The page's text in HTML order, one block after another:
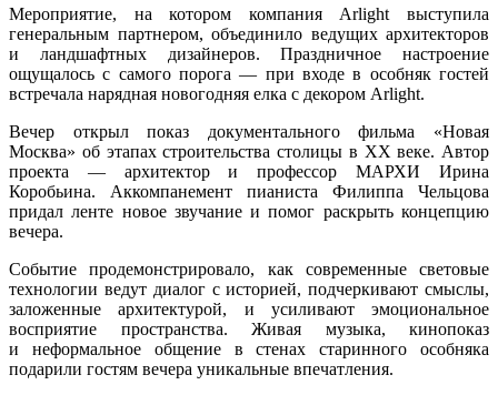
Мероприятие, на котором компания Arlight выступила
генеральным партнером, объединило ведущих архитекторов
и ландшафтных дизайнеров. Праздничное настроение
ощущалось с самого порога — при входе в особняк гостей
встречала нарядная новогодняя елка с декором Arlight.
Вечер открыл показ документального фильма «Новая
Москва» об этапах строительства столицы в XX веке. Автор
проекта — архитектор и профессор МАРХИ Ирина
Коробьина. Аккомпанемент пианиста Филиппа Чельцова
придал ленте новое звучание и помог раскрыть концепцию
вечера.
Событие продемонстрировало, как современные световые
технологии ведут диалог с историей, подчеркивают смыслы,
заложенные архитектурой, и усиливают эмоциональное
восприятие пространства. Живая музыка, кинопоказ
и неформальное общение в стенах старинного особняка
подарили гостям вечера уникальные впечатления.